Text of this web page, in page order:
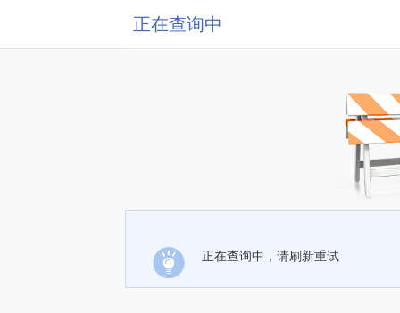
正在查询中
正在查询中，请刷新重试